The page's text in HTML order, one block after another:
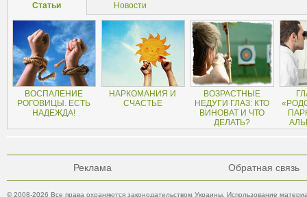
Статьи Новости
ВОСПАЛЕНИЕ
РОГОВИЦЫ. ЕСТЬ
НАДЕЖДА!
НАРКОМАНИЯ И
СЧАСТЬЕ
ВОЗРАСТНЫЕ
НЕДУГИ ГЛАЗ: КТО
ВИНОВАТ И ЧТО
ДЕЛАТЬ?
Реклама Обратная связь
© 2008-2026 Все права охраняются законодательством Украины. Использование